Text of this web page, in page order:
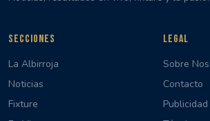
SECCIONES
La Albirroja
Noticias
Fixture
LEGAL
Sobre
Contacto
Publicidad